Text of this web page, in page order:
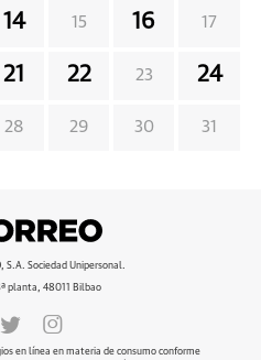
14 15 16 17
21 22 23 24
28 29 30 31
S.A. Sociedad Unipersonal.
planta, 48011 Bilbao
en línea en materia de consumo conforme